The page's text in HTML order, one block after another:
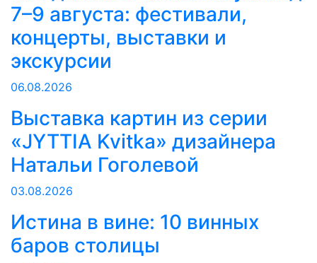
7–9 августа: фестивали,
концерты, выставки и
экскурсии
06.08.2026
Выставка картин из серии
«JYTTIA Kvitka» дизайнера
Натальи Гоголевой
03.08.2026
Истина в вине: 10 винных
баров столицы